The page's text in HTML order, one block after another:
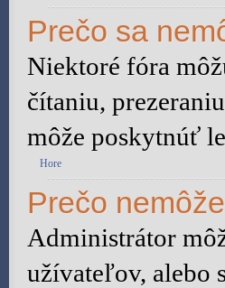
Prečo sa
Niektoré fóra
čítaniu,
môže poskytnúť
Hore
Prečo
Administrátor
užívateľov, alebo